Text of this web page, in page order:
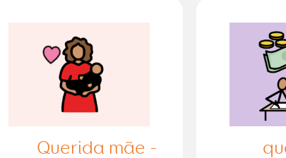
Querida mãe -